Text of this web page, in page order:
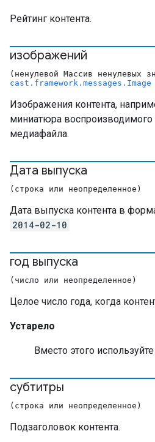
Рейтинг контента.
изображений
(ненулевой Массив ненулевых
cast.framework.messages.Image
Изображения контента,
миниатюра
медиафайла.
Дата выпуска
(строка или неопределенное)
Дата выпуска контента в
2014-02-10
год выпуска
(число или неопределенное)
Целое число года, когда
Устарело
Вместо этого
субтитры
(строка или неопределенное)
Подзаголовок контента.